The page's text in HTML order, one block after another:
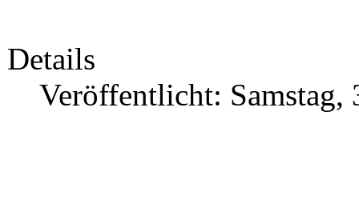
Details
Veröffentlicht: Samstag,